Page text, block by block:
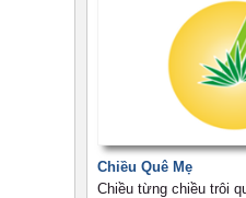
Chiều Quê Mẹ
Chiều từng chiều trôi